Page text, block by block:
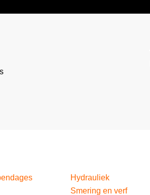
Hydrauliek
Smering en verf